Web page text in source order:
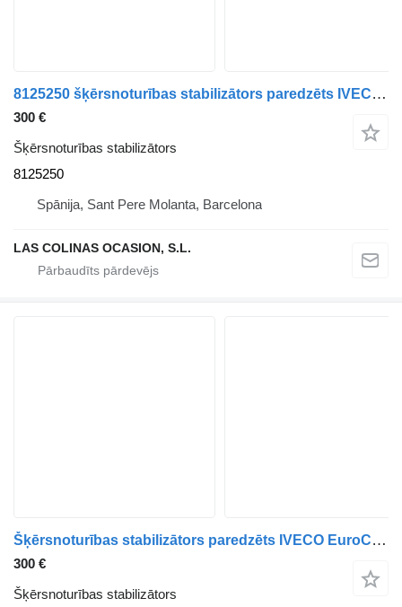
8125250 šķērsnoturības stabilizātors paredzēts IVECO EuroCargo (03.2008->) kravas automašīnas
300 €
Šķērsnoturības stabilizātors
8125250
Spānija, Sant Pere Molanta, Barcelona
LAS COLINAS OCASION, S.L.
Šķērsnoturības stabilizātors paredzēts IVECO EuroCargo kravas automašīnas
300 €
Šķērsnoturības stabilizātors